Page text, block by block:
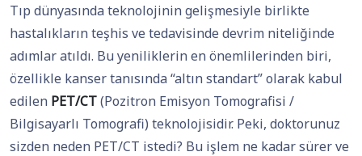
Tıp dünyasında teknolojinin gelişmesiyle birlikte
hastalıkların teşhis ve tedavisinde devrim niteliğinde
adımlar atıldı. Bu yeniliklerin en önemlilerinden biri,
özellikle kanser tanısında “altın standart” olarak kabul
edilen PET/CT(Pozitron Emisyon Tomografisi /
Bilgisayarlı Tomografi) teknolojisidir. Peki, doktorunuz
sizden neden PET/CT istedi? Bu işlem ne kadar sürer ve